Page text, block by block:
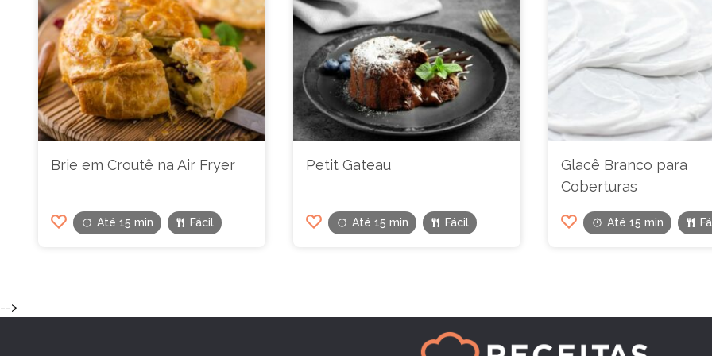
Brie em Croutê na Air Fryer
Até 15 min Fácil
Petit Gateau
Até 15 min Fácil
Glacê Branco para
Coberturas
Até 15 min
-->